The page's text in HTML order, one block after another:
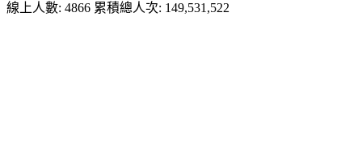
線上人數: 4866 累積總人次: 149,531,522